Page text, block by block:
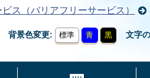
ス（バリアフリーサービス）
背景色変更 標準 青 黒 文字